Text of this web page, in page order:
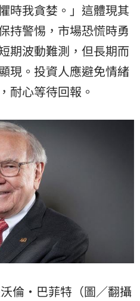
時我貪婪。」這體現其
持警惕，市場恐慌時勇
期波動難測，但長期而
現。投資人應避免情緒
耐心等待回報。
倫·巴菲特（圖／翻攝